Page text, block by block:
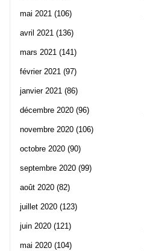
mai 2021 (106)
avril 2021 (136)
mars 2021 (141)
février 2021 (97)
janvier 2021 (86)
décembre 2020 (96)
novembre 2020 (106)
octobre 2020 (90)
septembre 2020 (99)
août 2020 (82)
juillet 2020 (123)
juin 2020 (121)
mai 2020 (104)